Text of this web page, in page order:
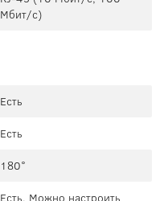
Мбит/с)
Есть
Есть
180°
Есть. Можно настроить